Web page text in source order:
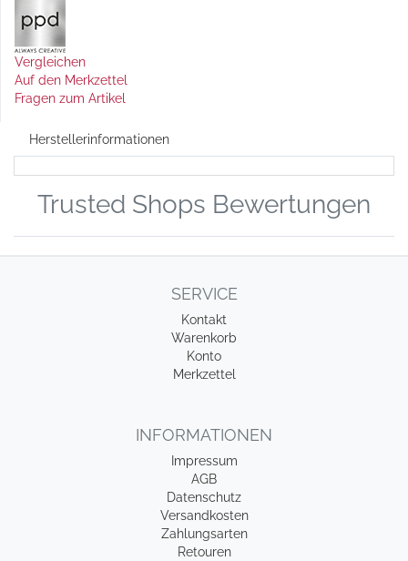
Vergleichen
Auf den Merkzettel
Fragen zum Artikel
Herstellerinformationen
Trusted Shops Bewertungen
SERVICE
Kontakt
Warenkorb
Konto
Merkzettel
INFORMATIONEN
Impressum
AGB
Datenschutz
Versandkosten
Zahlungsarten
Retouren